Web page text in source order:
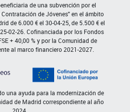
de una subvención por el
de Jóvenes" en el ámbito
de 6.000 € el 30-04-25, de 5.500 € el
02-26. Cofinanciada por los Fondos
+ 40,00 % y por la Comunidad de
al marco financiero 2021-2027.
una ayuda para la modernización de
de Madrid correspondiente al año